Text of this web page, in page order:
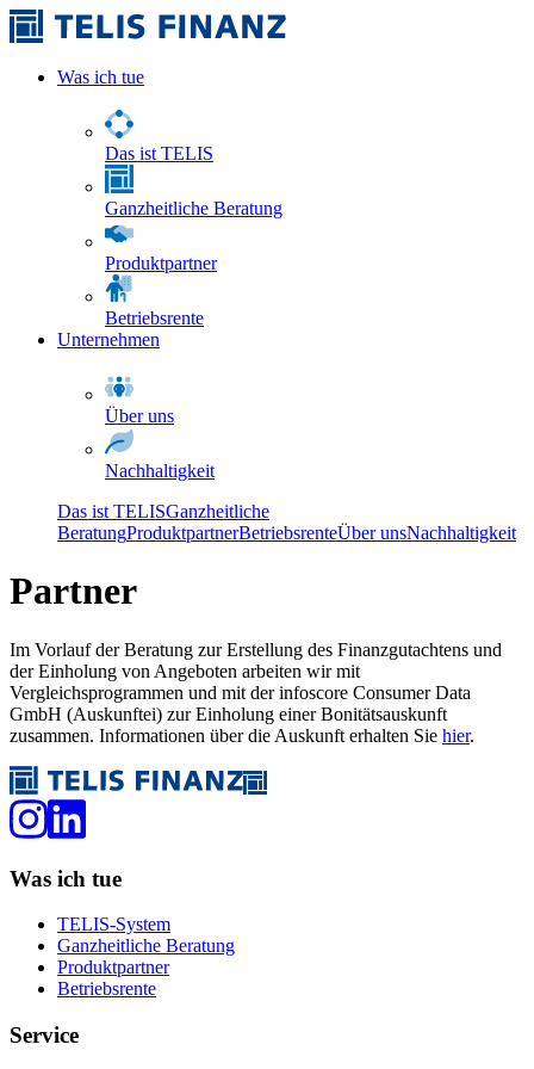
Was ich tue
Das ist TELIS
Ganzheitliche Beratung
Produktpartner
Betriebsrente
Unternehmen
Über uns
Nachhaltigkeit
Das ist TELISGanzheitliche
BeratungProduktpartnerBetriebsrenteÜber unsNachhaltigkeit
Partner
Im Vorlauf der Beratung zur Erstellung des Finanzgutachtens und
der Einholung von Angeboten arbeiten wir mit
Vergleichsprogrammen und mit der infoscore Consumer Data
GmbH (Auskunftei) zur Einholung einer Bonitätsauskunft
zusammen. Informationen über die Auskunft erhalten Sie hier.
Was ich tue
TELIS-System
Ganzheitliche Beratung
Produktpartner
Betriebsrente
Service